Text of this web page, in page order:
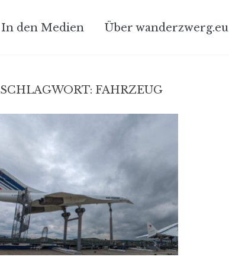
In den Medien Über wanderzwerg.eu
SCHLAGWORT: FAHRZEUG